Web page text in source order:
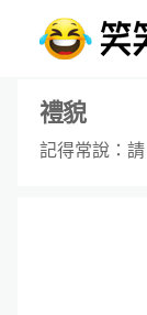
禮貌
記得常說：